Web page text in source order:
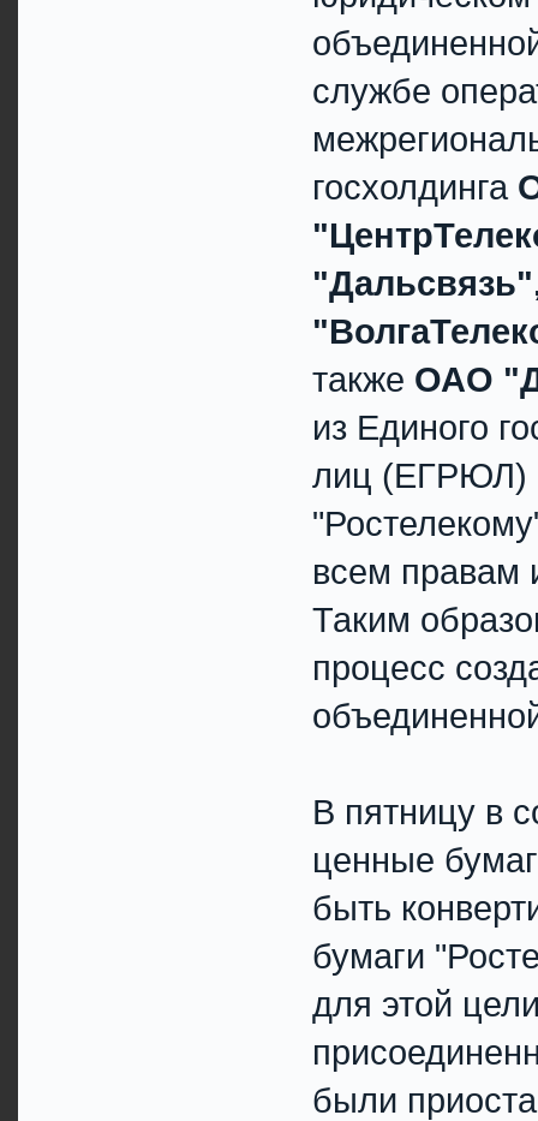
службе
госхолдинга
также ОАО
из Единого
лиц (ЕГРЮЛ)
всем правам
Таким
процесс
В пятницу в
ценные
быть
бумаги
для этой
были